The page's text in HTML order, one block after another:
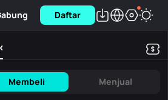
Daftar
Membeli Menjual